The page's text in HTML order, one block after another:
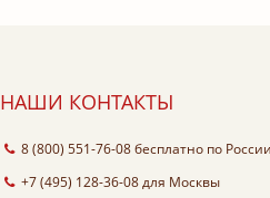
НАШИ КОНТАКТЫ
8 (800) 551-76-08бесплатно по России
+7 (495) 128-36-08для Москвы